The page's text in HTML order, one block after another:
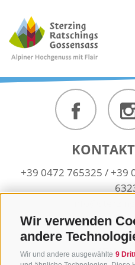
Wir verwenden
andere
Wir und andere ausgewählte 9
+39 0472 765325 / +39